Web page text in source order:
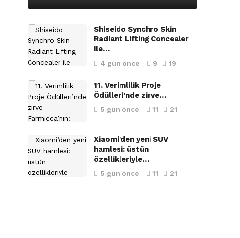
Shiseido Synchro Skin
Radiant Lifting Concealer
ile…
4 gün önce 9 19
11. Verimlilik Proje
Ödülleri’nde zirve…
5 gün önce 11 21
Xiaomi’den yeni SUV
hamlesi: üstün
özellikleriyle…
5 gün önce 11 21